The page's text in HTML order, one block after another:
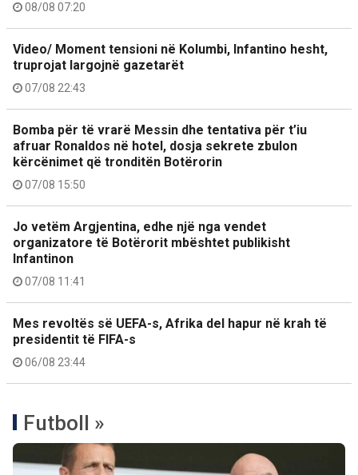
08/08 07:20
Video/ Moment tensioni në Kolumbi, Infantino hesht,
truprojat largojnë gazetarët
07/08 22:43
Bomba për të vrarë Messin dhe tentativa për t’iu
afruar Ronaldos në hotel, dosja sekrete zbulon
kërcënimet që tronditën Botërorin
07/08 15:50
Jo vetëm Argjentina, edhe një nga vendet
organizatore të Botërorit mbështet publikisht
Infantinon
07/08 11:41
Mes revoltës së UEFA-s, Afrika del hapur në krah të
presidentit të FIFA-s
06/08 23:44
Futboll »